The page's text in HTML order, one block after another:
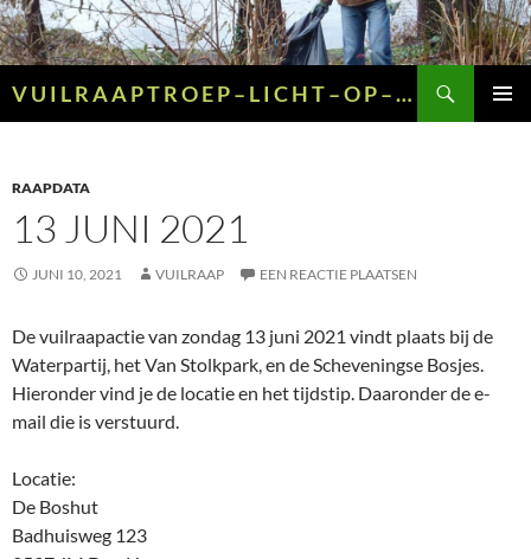
Ga
naar
de
inhoud
V U I L R A A P T R O E P – L I C H T – O P – G R O E N – E N – G E E L
RAAPDATA
13 JUNI 2021
JUNI 10, 2021 VUILRAAP EEN REACTIE PLAATSEN
De vuilraapactie van zondag 13 juni 2021 vindt plaats bij de
Waterpartij, het Van Stolkpark, en de Scheveningse Bosjes.
Hieronder vind je de locatie en het tijdstip. Daaronder de e-
mail die is verstuurd.
Locatie:
De Boshut
Badhuisweg 123